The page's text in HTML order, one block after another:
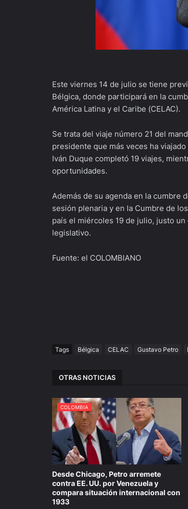
Este viernes 14 de julio se tiene
Bélgica, donde participará en la
América Latina y el Caribe (CELAC).
Se trata del viaje número 21 del
presidente que más veces ha
Iván Duque completó 19 viajes,
oportunidades.
Además de su agenda en la cumbre
sesión plenaria y en la Cumbre de
país el miércoles 19 de julio, justo
legislativo.
Fuente: el COLOMBIANO
Tags Bélgica CELAC Gustavo Petro
OTRAS NOTICIAS
COLOMBIA
Desde Chicago, Petro arremete
contra EE. UU. por Venezuela y
compara situación internacional con
1933